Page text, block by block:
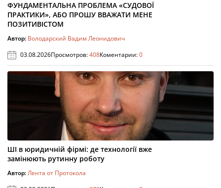
ФУНДАМЕНТАЛЬНА ПРОБЛЕМА «СУДОВОЇ
ПРАКТИКИ», АБО ПРОШУ ВВАЖАТИ МЕНЕ
ПОЗИТИВІСТОМ
Автор: Володарский Вадим Леонидович
03.08.2026Просмотров:408Коментарии:0
ШІ в юридичній фірмі: де технології вже
замінюють рутинну роботу
Автор:Лента от Протокола